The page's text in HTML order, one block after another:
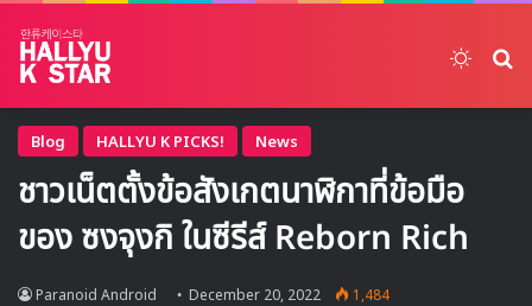
Blog HALLYU K PICKS! News
ชาวเน็ตตั้งข้อสังเกตนาฬิกาที่ข้อมือ
ของ ซงจุงกิ ในซีรีส์ Reborn Rich
Paranoid Android December 20, 2022 1,484